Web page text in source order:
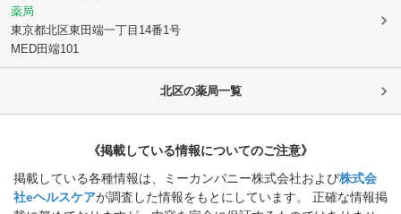
薬局
東京都北区東田端一丁目14番1号
MED田端101
北区の薬局一覧
《掲載している情報についてのご注意》
掲載している各種情報は、ミーカンパニー株式会社および株式会
社eヘルスケアが調査した情報をもとにしています。 正確な情報掲